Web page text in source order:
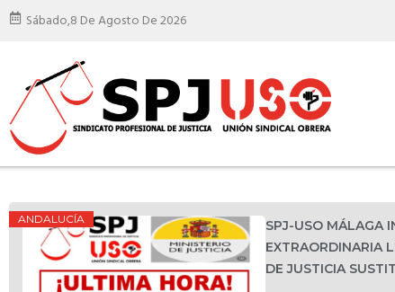
Sábado,8 De Agosto De 2026
ANDALUCÍA
SPJ-USO MÁLAGA
EXTRAORDINARIA
DE JUSTICIA